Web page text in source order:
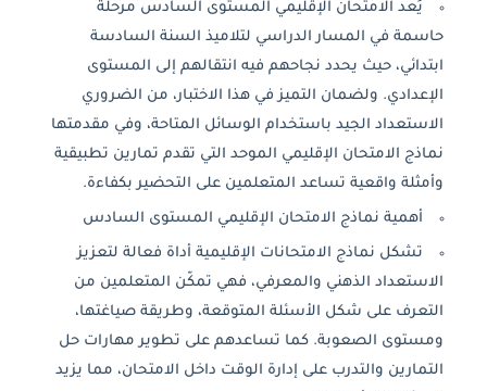
يُعد الامتحان الإقليمي المستوى السادس مرحلة
حاسمة في المسار الدراسي لتلاميذ السنة السادسة
ابتدائي، حيث يحدد نجاحهم فيه انتقالهم إلى المستوى
الإعدادي. ولضمان التميز في هذا الاختبار، من الضروري
الاستعداد الجيد باستخدام الوسائل المتاحة، وفي مقدمتها
نماذج الامتحان الإقليمي الموحد التي تقدم تمارين تطبيقية
وأمثلة واقعية تساعد المتعلمين على التحضير بكفاءة.
أهمية نماذج الامتحان الإقليمي المستوى السادس
تشكل نماذج الامتحانات الإقليمية أداة فعالة لتعزيز
الاستعداد الذهني والمعرفي، فهي تمكّن المتعلمين من
التعرف على شكل الأسئلة المتوقعة، وطريقة صياغتها،
ومستوى الصعوبة. كما تساعدهم على تطوير مهارات حل
التمارين والتدرب على إدارة الوقت داخل الامتحان، مما يزيد